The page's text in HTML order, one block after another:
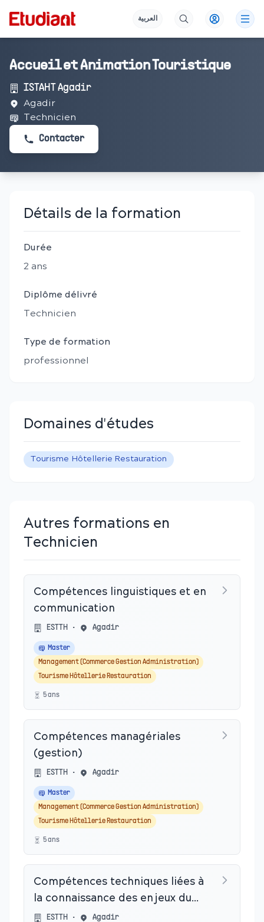
العربية
Accueil et Animation Touristique
ISTAHT Agadir
Agadir
Technicien
Contacter
Détails de la formation
Durée
2 ans
Diplôme délivré
Technicien
Type de formation
professionnel
Domaines d'études
Tourisme Hôtellerie Restauration
Autres formations en
Technicien
Compétences linguistiques et en
communication
ESTTH • Agadir
Master
Management (Commerce Gestion Administration)
Tourisme Hôtellerie Restauration
5ans
Compétences managériales
(gestion)
ESTTH • Agadir
Master
Management (Commerce Gestion Administration)
Tourisme Hôtellerie Restauration
5ans
Compétences techniques liées à
la connaissance des enjeux du
secteur touristique et hôtelier
ESTTH • Agadir